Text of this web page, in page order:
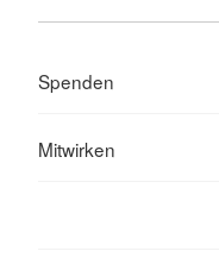
Spenden
Mitwirken